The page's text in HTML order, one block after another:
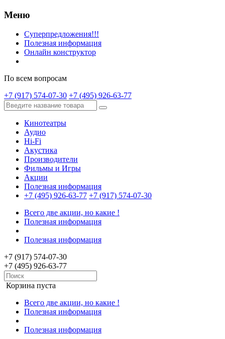
Меню
Суперпредложения!!!
Полезная информация
Онлайн конструктор
По всем вопросам
+7 (917) 574-07-30 +7 (495) 926-63-77
Кинотеатры
Аудио
Hi-Fi
Акустика
Производители
Фильмы и Игры
Акции
Полезная информация
+7 (495) 926-63-77 +7 (917) 574-07-30
Всего две акции, но какие !
Полезная информация
Полезная информация
+7 (917) 574-07-30
+7 (495) 926-63-77
Корзина пуста
Всего две акции, но какие !
Полезная информация
Полезная информация